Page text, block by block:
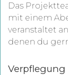
Das
mit einem
veranstaltet
denen du
Verpflegung